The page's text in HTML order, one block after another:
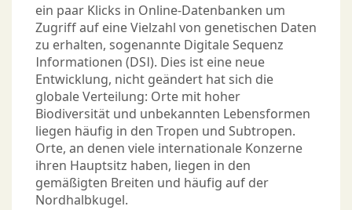
ein paar Klicks in Online-Datenbanken um
Zugriff auf eine Vielzahl von genetischen Daten
zu erhalten, sogenannte Digitale Sequenz
Informationen (DSI). Dies ist eine neue
Entwicklung, nicht geändert hat sich die
globale Verteilung: Orte mit hoher
Biodiversität und unbekannten Lebensformen
liegen häufig in den Tropen und Subtropen.
Orte, an denen viele internationale Konzerne
ihren Hauptsitz haben, liegen in den
gemäßigten Breiten und häufig auf der
Nordhalbkugel.